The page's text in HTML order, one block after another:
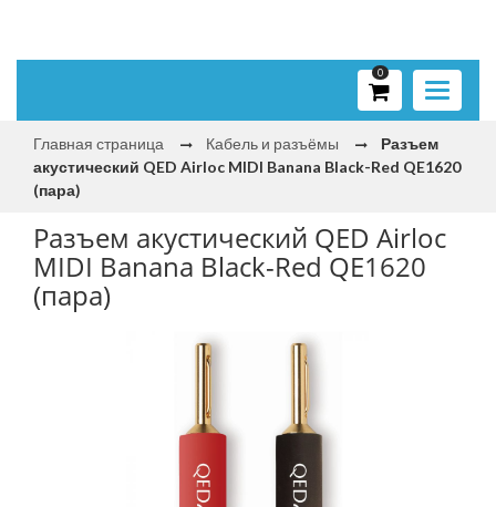
Toggle
0
Главная страница Кабель и разъёмы
Разъем
акустический QED Airloc MIDI Banana Black-Red QE1620
(пара)
Разъем акустический QED Airloc
MIDI Banana Black-Red QE1620
(пара)